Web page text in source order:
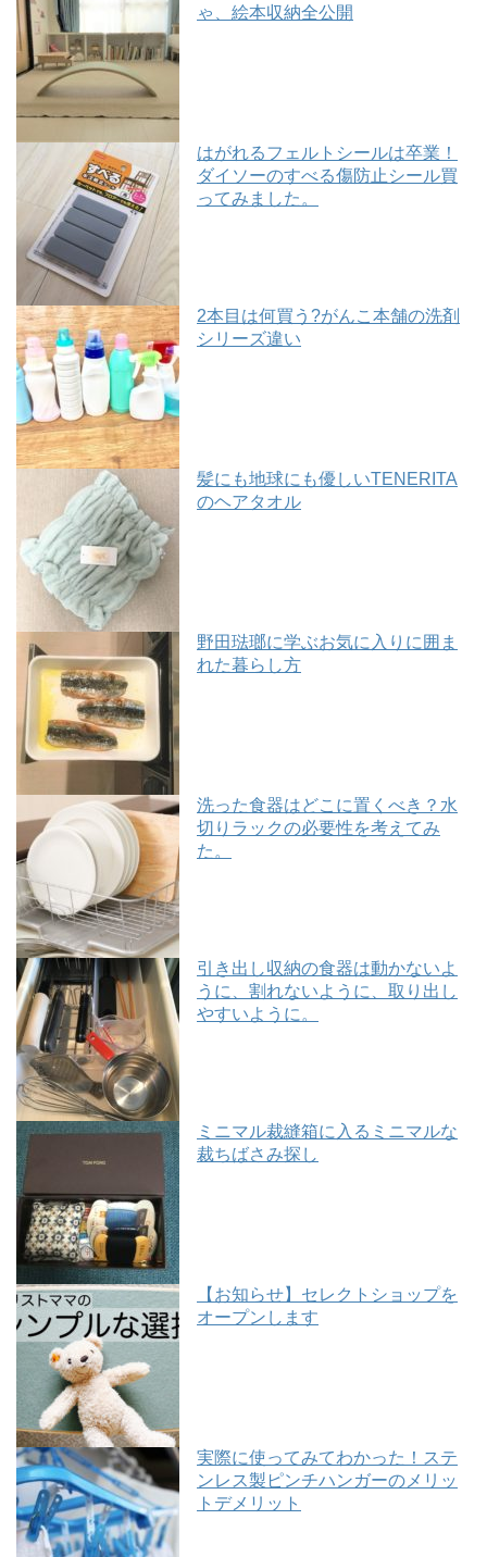
ゃ、絵本収納全公開
はがれるフェルトシールは卒業！
ダイソーのすべる傷防止シール買
ってみました。
2本目は何買う?がんこ本舗の洗剤
シリーズ違い
髪にも地球にも優しいTENERITA
のヘアタオル
野田琺瑯に学ぶお気に入りに囲ま
れた暮らし方
洗った食器はどこに置くべき？水
切りラックの必要性を考えてみ
た。
引き出し収納の食器は動かないよ
うに、割れないように、取り出し
やすいように。
ミニマル裁縫箱に入るミニマルな
裁ちばさみ探し
【お知らせ】セレクトショップを
オープンします
実際に使ってみてわかった！ステ
ンレス製ピンチハンガーのメリッ
トデメリット